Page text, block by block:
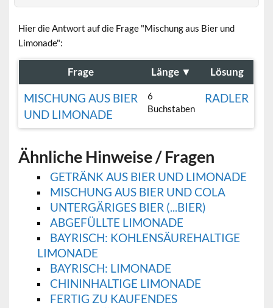
Hier die Antwort auf die Frage "Mischung aus Bier und
Limonade":
Frage Länge ▼ Lösung
MISCHUNG AUS BIER
UND LIMONADE
6
Buchstaben
RADLER
Ähnliche Hinweise / Fragen
GETRÄNK AUS BIER UND LIMONADE
MISCHUNG AUS BIER UND COLA
UNTERGÄRIGES BIER (...BIER)
ABGEFÜLLTE LIMONADE
BAYRISCH: KOHLENSÄUREHALTIGE
LIMONADE
BAYRISCH: LIMONADE
CHININHALTIGE LIMONADE
FERTIG ZU KAUFENDES